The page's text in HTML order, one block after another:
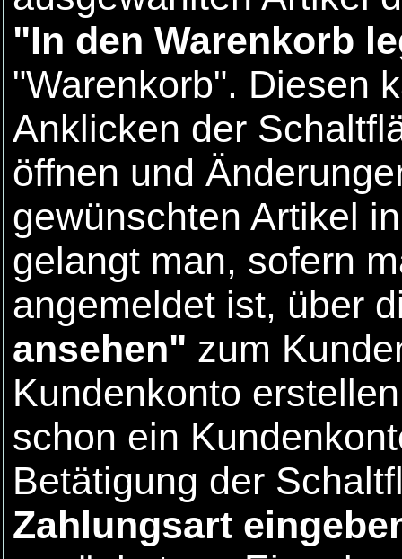
"In den Warenkorb
"Warenkorb". Diesen
Anklicken der
öffnen und
gewünschten Artikel
gelangt man, sofern
angemeldet ist, über
ansehen" zum
Kundenkonto
schon ein
Betätigung der
Zahlungsart